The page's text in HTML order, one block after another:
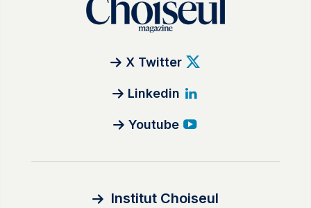
X Twitter
Linkedin
Youtube
Institut Choiseul